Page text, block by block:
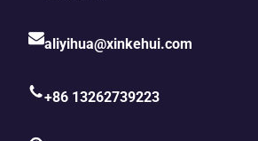
aliyihua@xinkehui.com
+86 13262739223